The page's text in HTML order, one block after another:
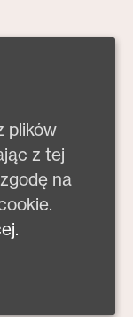
plików
z tej
na